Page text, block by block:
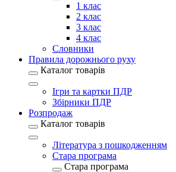
1 клас
2 клас
3 клас
4 клас
Словники
Правила дорожнього руху
Каталог товарів
Ігри та картки ПДР
Збірники ПДР
Розпродаж
Каталог товарів
Література з пошкодженням
Стара програма
Стара програма